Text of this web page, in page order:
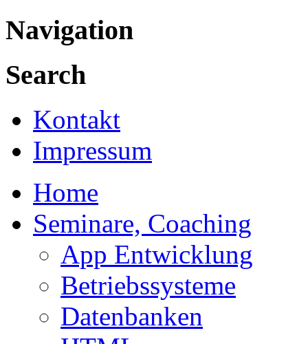
Navigation
Search
Kontakt
Impressum
Home
Seminare, Coaching
App Entwicklung
Betriebssysteme
Datenbanken